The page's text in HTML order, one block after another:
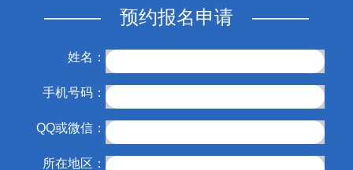
——— 预约报名申请 ———
姓名：
手机号码：
QQ或微信：
所在地区：